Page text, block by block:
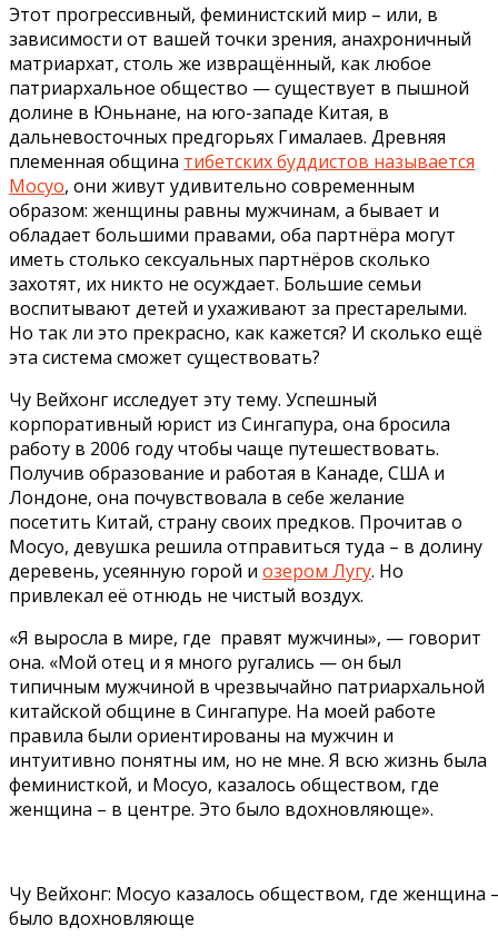
Этот прогрессивный, феминистский мир – или, в
зависимости от вашей точки зрения, анахроничный
матриархат, столь же извращённый, как любое
патриархальное общество — существует в пышной
долине в Юньнане, на юго-западе Китая, в
дальневосточных предгорьях Гималаев. Древняя
племенная община тибетских буддистов называется
Мосуо, они живут удивительно современным
образом: женщины равны мужчинам, а бывает и
обладает большими правами, оба партнёра могут
иметь столько сексуальных партнёров сколько
захотят, их никто не осуждает. Большие семьи
воспитывают детей и ухаживают за престарелыми.
Но так ли это прекрасно, как кажется? И сколько ещё
эта система сможет существовать?
Чу Вейхонг исследует эту тему. Успешный
корпоративный юрист из Сингапура, она бросила
работу в 2006 году чтобы чаще путешествовать.
Получив образование и работая в Канаде, США и
Лондоне, она почувствовала в себе желание
посетить Китай, страну своих предков. Прочитав о
Мосуо, девушка решила отправиться туда – в долину
деревень, усеянную горой и озером Лугу. Но
привлекал её отнюдь не чистый воздух.
«Я выросла в мире, где правят мужчины», — говорит
она. «Мой отец и я много ругались — он был
типичным мужчиной в чрезвычайно патриархальной
китайской общине в Сингапуре. На моей работе
правила были ориентированы на мужчин и
интуитивно понятны им, но не мне. Я всю жизнь была
феминисткой, и Мосуо, казалось обществом, где
женщина – в центре. Это было вдохновляюще».
Чу Вейхонг: Мосуо казалось обществом, где женщина
было вдохновляюще